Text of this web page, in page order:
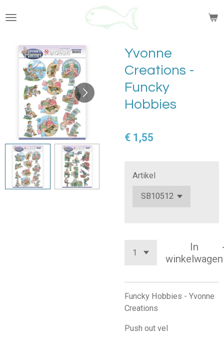
direct
hoofdinhoud
Yvonne
Creations -
Funcky
Hobbies
€ 1,55
Artikel
In
winkelwagen
Funcky Hobbies - Yvonne
Creations
Push out vel